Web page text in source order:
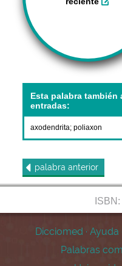
Esta palabra
entradas:
axodendrita;poliaxon
palabra anterior
Dicciomed · Ayuda
Palabras